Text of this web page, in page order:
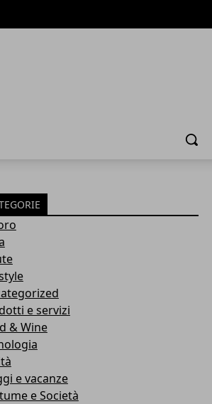
Cerca
e servizi
& Wine
e vacanze
e Società